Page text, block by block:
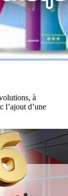
à
l’ajout d’une